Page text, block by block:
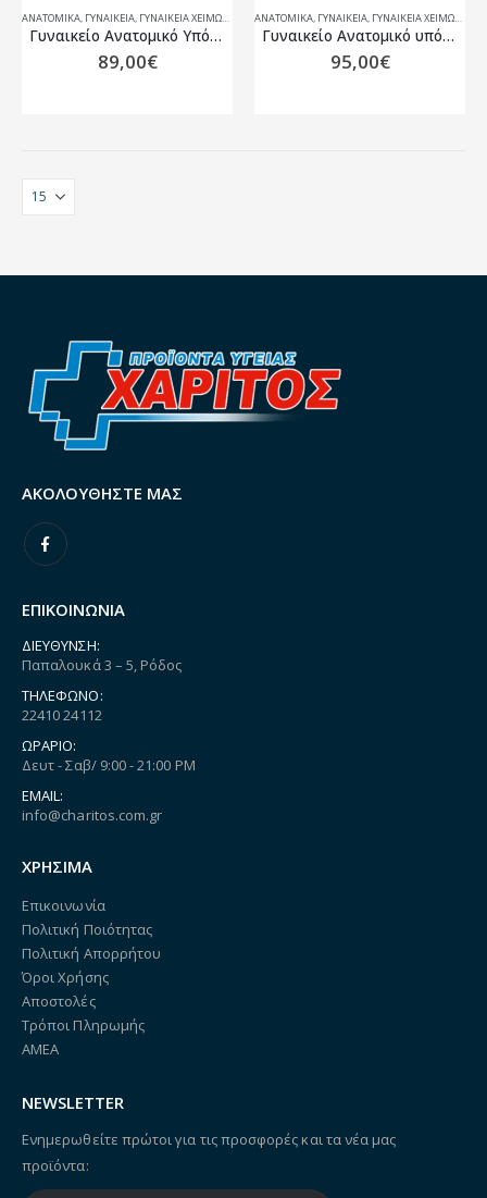
ΑΝΑΤΟΜΙΚΆ, ΓΥΝΑΙΚΕΙΑ, ΓΥΝΑΙΚΕΊΑ ΧΕΙΜΏΝΑΣ 25-26
Γυναικείο Ανατομικό Υπόδημα Με Αποσπώμενο Πάτο Suave Granada 10027T
89,00€
ΑΝΑΤΟΜΙΚΆ, ΓΥΝΑΙΚΕΙΑ, ΓΥΝΑΙΚΕΊΑ ΧΕΙΜΏΝΑΣ 25-26
Γυναικείο Ανατομικό υπόδημα Με Αποσπώμενο Πάτο Suave Sofia 1750T
95,00€
ΑΚΟΛΟΥΘΉΣΤΕ ΜΑΣ
ΕΠΙΚΟΙΝΩΝΙΑ
ΔΙΕΎΘΥΝΣΗ:
Παπαλουκά 3 – 5, Ρόδος
ΤΗΛΈΦΩΝΟ:
22410 24112
ΩΡΆΡΙΟ:
Δευτ - Σαβ/ 9:00 - 21:00 PM
EMAIL:
info@charitos.com.gr
ΧΡΗΣΙΜΑ
Επικοινωνία
Πολιτική Ποιότητας
Πολιτική Απορρήτου
Όροι Χρήσης
Αποστολές
Τρόποι Πληρωμής
ΑΜΕΑ
NEWSLETTER
Ενημερωθείτε πρώτοι για τις προσφορές και τα νέα μας
προϊόντα: